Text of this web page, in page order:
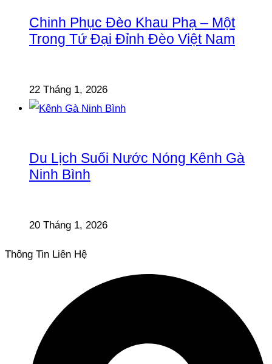
Chinh Phục Đèo Khau Phạ – Một
Trong Tứ Đại Đỉnh Đèo Việt Nam
22 Tháng 1, 2026
Du Lịch Suối Nước Nóng Kênh Gà
Ninh Bình
20 Tháng 1, 2026
Thông Tin Liên Hệ